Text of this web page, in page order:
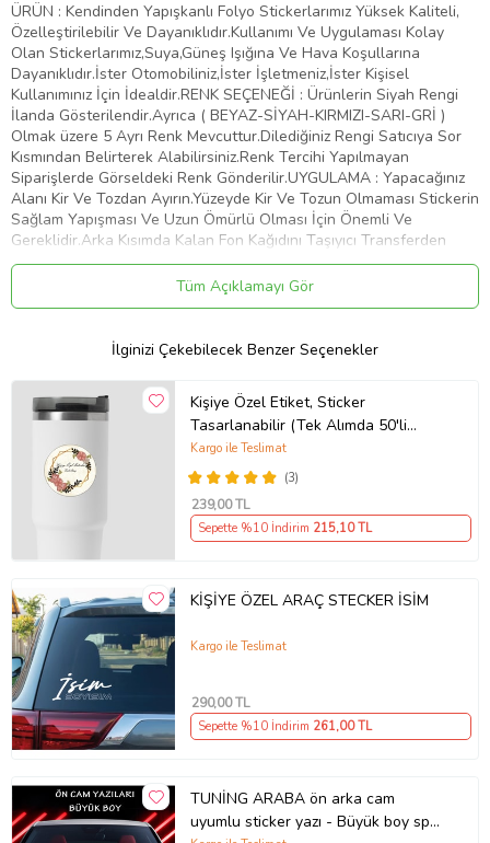
ÜRÜN : Kendinden Yapışkanlı Folyo Stickerlarımız Yüksek Kaliteli,
Özelleştirilebilir Ve Dayanıklıdır.Kullanımı Ve Uygulaması Kolay
Olan Stickerlarımız,Suya,Güneş Işığına Ve Hava Koşullarına
Dayanıklıdır.İster Otomobiliniz,İster İşletmeniz,İster Kişisel
Kullanımınız İçin İdealdir.RENK SEÇENEĞİ : Ürünlerin Siyah Rengi
İlanda Gösterilendir.Ayrıca ( BEYAZ-SİYAH-KIRMIZI-SARI-GRİ )
Olmak üzere 5 Ayrı Renk Mevcuttur.Dilediğiniz Rengi Satıcıya Sor
Kısmından Belirterek Alabilirsiniz.Renk Tercihi Yapılmayan
Siparişlerde Görseldeki Renk Gönderilir.UYGULAMA : Yapacağınız
Alanı Kir Ve Tozdan Ayırın.Yüzeyde Kir Ve Tozun Olmaması Stickerin
Sağlam Yapışması Ve Uzun Ömürlü Olması İçin Önemli Ve
Gereklidir.Arka Kısımda Kalan Fon Kağıdını Taşıyıcı Transferden
Dikkatlice Ayırın.Bu İşlemi Yaparken Stickerin Tüm Parçalarının
Taşıyıcıya Geçtiğinden Emin Olun.Taşıyıcı Transferi Belirlemiş
Olduğunuz Yüzeye Üstten Başlayarak Plastik Bir Kart İle Bastırıp
Transferin Üzerinden Desene Baskı Yaparak Stickerin Düzeye
Yapıştırdığınız Alandan Yavaşça Ve Dikkatlice Sıyırın.Transferi
Çekerken Parçaların Taşıyıcıdan Ayrılıp Belirlemiş Olduğunuz Alana
Yapıştığından Emin Olun.Artık Stickeriniz Kullanıma Hazır. Tebrikler
Ürün Kodu:kcm41160154
Tüm Açıklamayı Gör
İlginizi Çekebilecek Benzer Seçenekler
Kişiye Özel Etiket, Sticker
Tasarlanabilir (Tek Alımda 50'li
Gönderim Yapılmaktadır)
(3)
Kargo ile Teslimat
239,00 TL
Sepette %10 İndirim 215,10 TL
KİŞİYE ÖZEL ARAÇ STECKER İSİM
Kargo ile Teslimat
290,00 TL
Sepette %10 İndirim 261,00 TL
TUNİNG ARABA ön arka cam
uyumlu sticker yazı - Büyük boy spor